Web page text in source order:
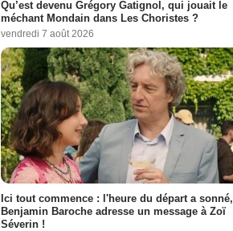
Qu’est devenu Grégory Gatignol, qui jouait le
méchant Mondain dans Les Choristes ?
vendredi 7 août 2026
Ici tout commence : l'heure du départ a sonné,
Benjamin Baroche adresse un message à Zoï
Séverin !